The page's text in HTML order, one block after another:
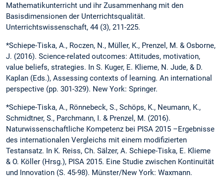
Mathematikunterricht und ihr Zusammenhang mit den
Basisdimensionen der Unterrichtsqualität.
Unterrichtswissenschaft, 44 (3), 211-225.
*Schiepe-Tiska, A., Roczen, N., Müller, K., Prenzel, M. & Osborne,
J. (2016). Science-related outcomes: Attitudes, motivation,
value beliefs, strategies. In S. Kuger, E. Klieme, N. Jude, & D.
Kaplan (Eds.), Assessing contexts of learning. An international
perspective (pp. 301-329). New York: Springer.
*Schiepe-Tiska, A., Rönnebeck, S., Schöps, K., Neumann, K.,
Schmidtner, S., Parchmann, I. & Prenzel, M. (2016).
Naturwissenschaftliche Kompetenz bei PISA 2015 –Ergebnisse
des internationalen Vergleichs mit einem modifizierten
Testansatz. In K. Reiss, Ch. Sälzer, A. Schiepe-Tiska, E. Klieme
& O. Köller (Hrsg.), PISA 2015. Eine Studie zwischen Kontinuität
und Innovation (S. 45-98). Münster/New York: Waxmann.